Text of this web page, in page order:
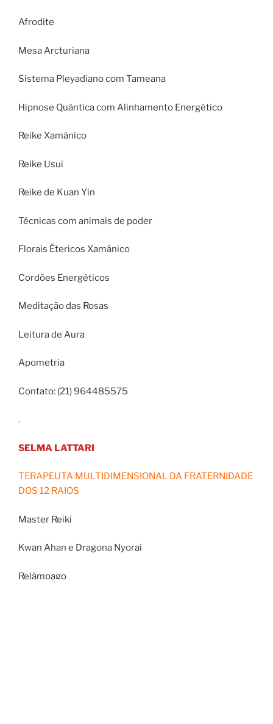
Afrodite
Mesa Arcturiana
Sistema Pleyadiano com Tameana
Hipnose Quântica com Alinhamento Energético
Reike Xamânico
Reike Usui
Reike de Kuan Yin
Técnicas com animais de poder
Florais Étericos Xamânico
Cordões Energéticos
Meditação das Rosas
Leitura de Aura
Apometria
Contato: (21) 964485575
.
SELMA LATTARI
TERAPEUTA MULTIDIMENSIONAL DA FRATERNIDADE
DOS 12 RAIOS
Master Reiki
Kwan Ahan e Dragona Nyorai
Relâmpago